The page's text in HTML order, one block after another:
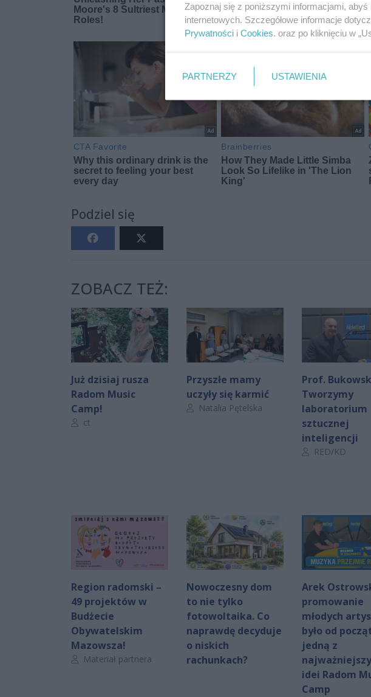
Podziel się
ZOBACZ TEŻ:
Już dzisiaj rusza
Radom Music
Camp!
Autor artykułu:
ct
Przyszłe mamy
uczyły się karmić
Autor artykułu:
Natalia Pętelska
Prof.
Tworzymy
laboratorium
sztucznej
inteligencji
Autor artykułu:
RED/KD
Region radomski –
49 projektów w
Budżecie
Obywatelskim
Mazowsza!
Autor artykułu:
Materiał partnera
Nowoczesny dom
to nie tylko
fotowoltaika. Co
naprawdę decyduje
o niskich
rachunkach?
Arek
promowanie
młodych
było od
jedną z
idei Radom
Camp
Zapoznaj się z poniższymi informacjami,
internetowych. Szczegółowe informacje
Prywatności i Cookies. oraz po kliknięciu w
PARTNERZY USTAWIENIA